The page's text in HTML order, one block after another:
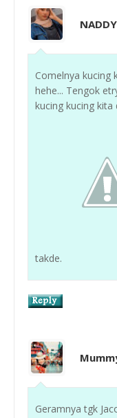
NADDY
Comelnya kucing
hehe... Tengok
kucing kucing kita
takde.
Geramnya tgk